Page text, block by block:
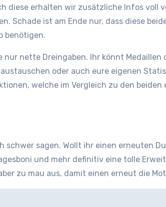
diese erhalten wir zusätzliche Infos voll
Schade ist am Ende nur, dass diese
benötigen.
nur nette Dreingaben. Ihr könnt
oder auch eure eigenen
welche im Vergleich zu den
schwer sagen. Wollt ihr einen erneuten
und mehr definitiv eine tolle
zu mau aus, damit einen erneut die